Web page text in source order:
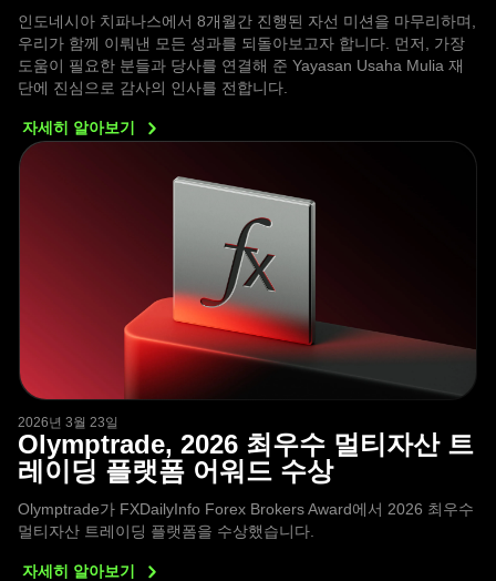
인도네시아 치파나스에서 8개월간 진행된 자선 미션을 마무리하며,
우리가 함께 이뤄낸 모든 성과를 되돌아보고자 합니다. 먼저, 가장
도움이 필요한 분들과 당사를 연결해 준 Yayasan Usaha Mulia 재
단에 진심으로 감사의 인사를 전합니다.
자세히 알아보기
2026년 3월 23일
Olymptrade, 2026 최우수 멀티자산 트
레이딩 플랫폼 어워드 수상
Olymptrade가 FXDailyInfo Forex Brokers Award에서 2026 최우수
멀티자산 트레이딩 플랫폼을 수상했습니다.
자세히 알아보기